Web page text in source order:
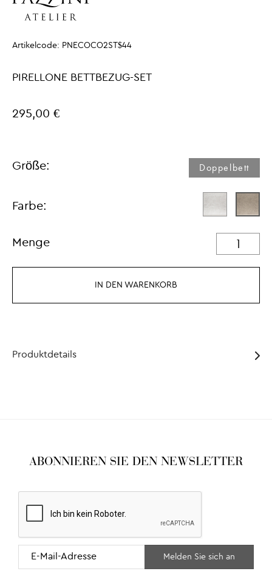
Artikelcode: PNECOCO2ST$44
PIRELLONE BETTBEZUG-SET
295,00 €
Größe: Doppelbett
Farbe:
Menge
IN DEN WARENKORB
Produktdetails
ABONNIEREN SIE DEN NEWSLETTER